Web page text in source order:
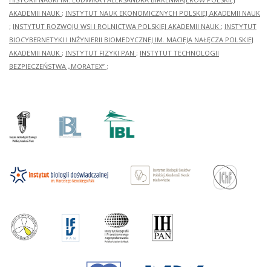
AKADEMII NAUK ; INSTYTUT NAUK EKONOMICZNYCH POLSKIEJ AKADEMII NAUK
; INSTYTUT ROZWOJU WSI I ROLNICTWA POLSKIEJ AKADEMII NAUK ; INSTYTUT
BIOCYBERNETYKI I INŻYNIERII BIOMEDYCZNEJ IM. MACIEJA NAŁĘCZA POLSKIEJ
AKADEMII NAUK ; INSTYTUT FIZYKI PAN ; INSTYTUT TECHNOLOGII
BEZPIECZEŃSTWA „MORATEX” ;